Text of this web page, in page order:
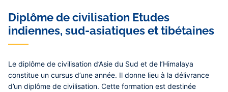
Diplôme de civilisation Etudes
indiennes, sud-asiatiques et tibétaines
Le diplôme de civilisation d’Asie du Sud et de l’Himalaya
constitue un cursus d’une année. Il donne lieu à la délivrance
d’un diplôme de civilisation. Cette formation est destinée